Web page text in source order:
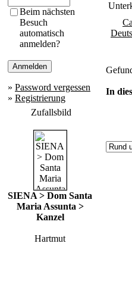
Beim nächsten
Besuch
automatisch
anmelden?
» Password vergessen
» Registrierung
Zufallsbild
SIENA > Dom Santa
Maria Assunta >
Kanzel
Hartmut
In